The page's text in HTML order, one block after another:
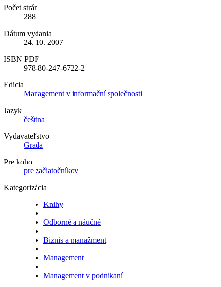
Počet strán
288
Dátum vydania
24. 10. 2007
ISBN PDF
978-80-247-6722-2
Edícia
Management v informační společnosti
Jazyk
čeština
Vydavateľstvo
Grada
Pre koho
pre začiatočníkov
Kategorizácia
Knihy
Odborné a náučné
Biznis a manažment
Management
Management v podnikaní